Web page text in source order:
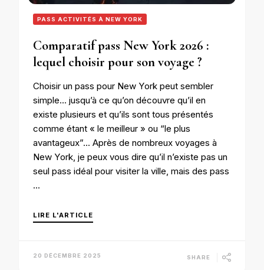
PASS ACTIVITÉS À NEW YORK
Comparatif pass New York 2026 :
lequel choisir pour son voyage ?
Choisir un pass pour New York peut sembler
simple… jusqu’à ce qu’on découvre qu’il en
existe plusieurs et qu’ils sont tous présentés
comme étant « le meilleur » ou “le plus
avantageux”… Après de nombreux voyages à
New York, je peux vous dire qu’il n’existe pas un
seul pass idéal pour visiter la ville, mais des pass
…
LIRE L'ARTICLE
20 DÉCEMBRE 2025 SHARE